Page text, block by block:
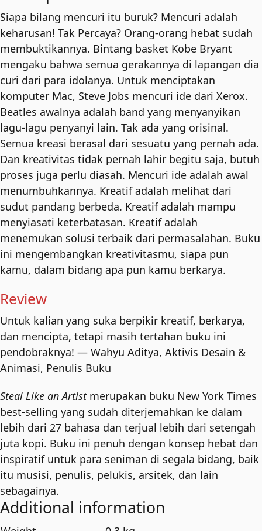
Artist
quantity
Siapa bilang mencuri itu buruk? Mencuri adalah
keharusan! Tak Percaya? Orang-orang hebat sudah
membuktikannya. Bintang basket Kobe Bryant
mengaku bahwa semua gerakannya di lapangan dia
curi dari para idolanya. Untuk menciptakan
komputer Mac, Steve Jobs mencuri ide dari Xerox.
Beatles awalnya adalah band yang menyanyikan
lagu-lagu penyanyi lain. Tak ada yang orisinal.
Semua kreasi berasal dari sesuatu yang pernah ada.
Dan kreativitas tidak pernah lahir begitu saja, butuh
proses juga perlu diasah. Mencuri ide adalah awal
menumbuhkannya. Kreatif adalah melihat dari
sudut pandang berbeda. Kreatif adalah mampu
menyiasati keterbatasan. Kreatif adalah
menemukan solusi terbaik dari permasalahan. Buku
ini mengembangkan kreativitasmu, siapa pun
kamu, dalam bidang apa pun kamu berkarya.
Review
Untuk kalian yang suka berpikir kreatif, berkarya,
dan mencipta, tetapi masih tertahan buku ini
pendobraknya! — Wahyu Aditya, Aktivis Desain &
Animasi, Penulis Buku
Steal Like an Artistmerupakan buku New York Times
best-selling yang sudah diterjemahkan ke dalam
lebih dari 27 bahasa dan terjual lebih dari setengah
juta kopi. Buku ini penuh dengan konsep hebat dan
inspiratif untuk para seniman di segala bidang, baik
itu musisi, penulis, pelukis, arsitek, dan lain
sebagainya.
Additional information